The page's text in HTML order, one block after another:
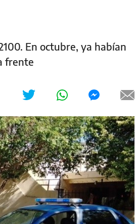
En octubre, ya habían
frente